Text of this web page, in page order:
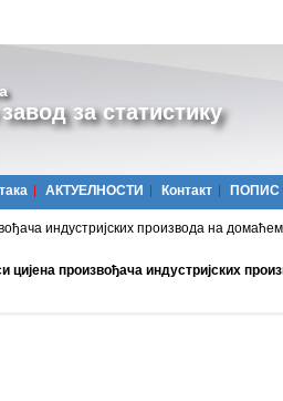
за статистику
АКТУЕЛНОСТИ Контакт ПОПИС
индустријских производа на
цијена произвођача индустријских